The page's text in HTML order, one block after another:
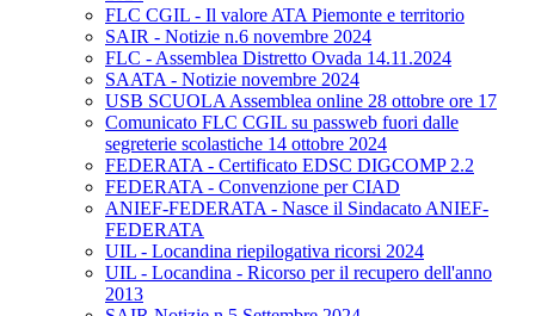
FLC CGIL - Il valore ATA Piemonte e territorio
SAIR - Notizie n.6 novembre 2024
FLC - Assemblea Distretto Ovada 14.11.2024
SAATA - Notizie novembre 2024
USB SCUOLA Assemblea online 28 ottobre ore 17
Comunicato FLC CGIL su passweb fuori dalle
segreterie scolastiche 14 ottobre 2024
FEDERATA - Certificato EDSC DIGCOMP 2.2
FEDERATA - Convenzione per CIAD
ANIEF-FEDERATA - Nasce il Sindacato ANIEF-
FEDERATA
UIL - Locandina riepilogativa ricorsi 2024
UIL - Locandina - Ricorso per il recupero dell'anno
2013